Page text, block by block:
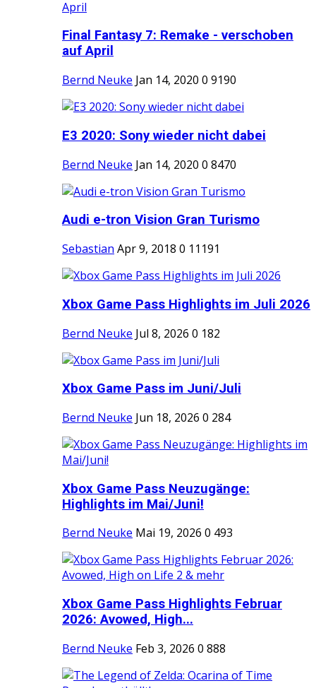
Final Fantasy 7: Remake - verschoben
auf April
Bernd Neuke Jan 14, 2020 0 9190
E3 2020: Sony wieder nicht dabei
Bernd Neuke Jan 14, 2020 0 8470
Audi e-tron Vision Gran Turismo
Sebastian Apr 9, 2018 0 11191
Xbox Game Pass Highlights im Juli 2026
Bernd Neuke Jul 8, 2026 0 182
Xbox Game Pass im Juni/Juli
Bernd Neuke Jun 18, 2026 0 284
Xbox Game Pass Neuzugänge:
Highlights im Mai/Juni!
Bernd Neuke Mai 19, 2026 0 493
Xbox Game Pass Highlights Februar
2026: Avowed, High...
Bernd Neuke Feb 3, 2026 0 888